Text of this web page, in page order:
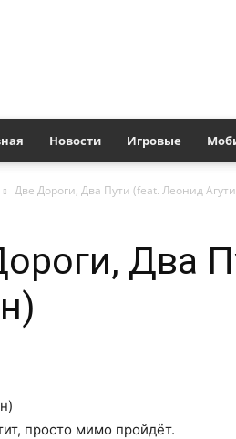
Новости Игровые
Две Дороги, Два Пути (feat. Леонид
Два
просто мимо пройдёт.